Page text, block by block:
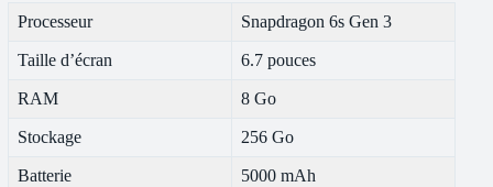
Processeur Snapdragon 6s Gen 3
Taille d’écran 6.7 pouces
RAM 8 Go
Stockage 256 Go
Batterie 5000 mAh